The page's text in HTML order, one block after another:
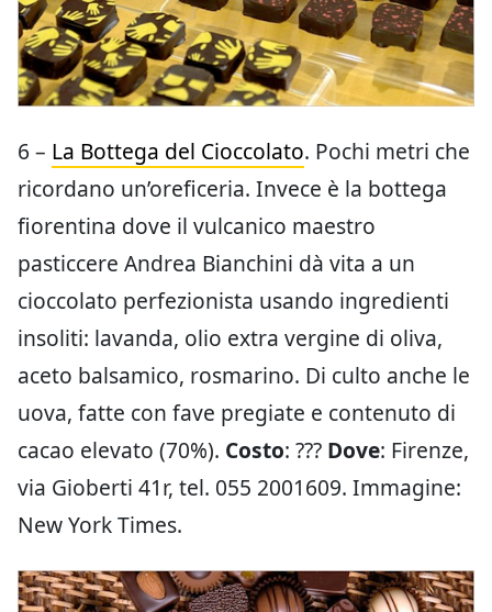
6 – La Bottega del Cioccolato. Pochi metri che
ricordano un’oreficeria. Invece è la bottega
fiorentina dove il vulcanico maestro
pasticcere Andrea Bianchini dà vita a un
cioccolato perfezionista usando ingredienti
insoliti: lavanda, olio extra vergine di oliva,
aceto balsamico, rosmarino. Di culto anche le
uova, fatte con fave pregiate e contenuto di
cacao elevato (70%). Costo: ??? Dove: Firenze,
via Gioberti 41r, tel. 055 2001609. Immagine:
New York Times.